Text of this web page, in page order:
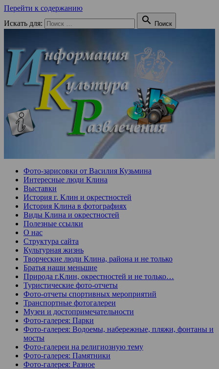
Перейти к содержанию
Искать для:
 Поиск
Фото-зарисовки от Василия Кузьмина
Интересные люди Клина
Выставки
История г. Клин и окрестностей
История Клина в фотографиях
Виды Клина и окрестностей
Полезные ссылки
О нас
Структура сайта
Культурная жизнь
Творческие люди Клина, района и не только
Братья наши меньшие
Природа г.Клин, окрестностей и не только…
Туристические фото-отчеты
Фото-отчеты спортивных мероприятий
Транспортные фотогалереи
Музеи и достопримечательности
Фото-галерея: Парки
Фото-галерея: Водоемы, набережные, пляжи, фонтаны и
мосты
Фото-галереи на религиозную тему
Фото-галерея: Памятники
Фото-галерея: Разное